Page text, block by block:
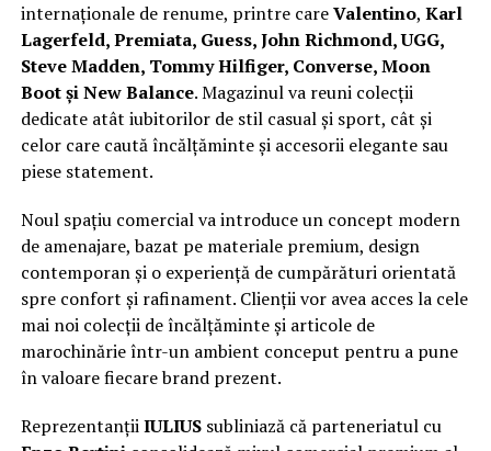
internaționale de renume, printre careValentino, Karl
Lagerfeld, Premiata, Guess, John Richmond, UGG,
Steve Madden, Tommy Hilfiger, Converse, Moon
Boot și New Balance. Magazinul va reuni colecții
dedicate atât iubitorilor de stil casual și sport, cât și
celor care caută încălțăminte și accesorii elegante sau
piese statement.
Noul spațiu comercial va introduce un concept modern
de amenajare, bazat pe materiale premium, design
contemporan și o experiență de cumpărături orientată
spre confort și rafinament. Clienții vor avea acces la cele
mai noi colecții de încălțăminte și articole de
marochinărie într-un ambient conceput pentru a pune
în valoare fiecare brand prezent.
ReprezentanțiiIULIUSsubliniază că parteneriatul cu